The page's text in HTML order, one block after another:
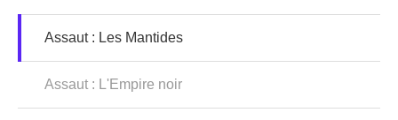
Assaut : Les Mantides
Assaut : L'Empire noir